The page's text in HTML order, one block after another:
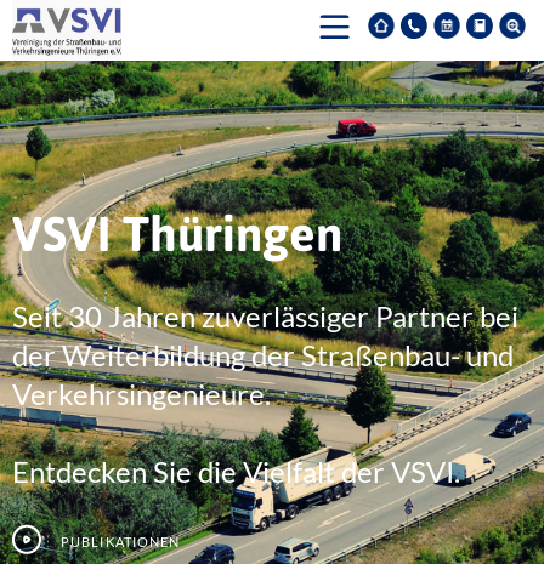
VSVI Thüringen
Seit 30 Jahren zuverlässiger Partner bei
der Weiterbildung der Straßenbau- und
Verkehrsingenieure.
Entdecken Sie die Vielfalt der VSVI.
Publikationen